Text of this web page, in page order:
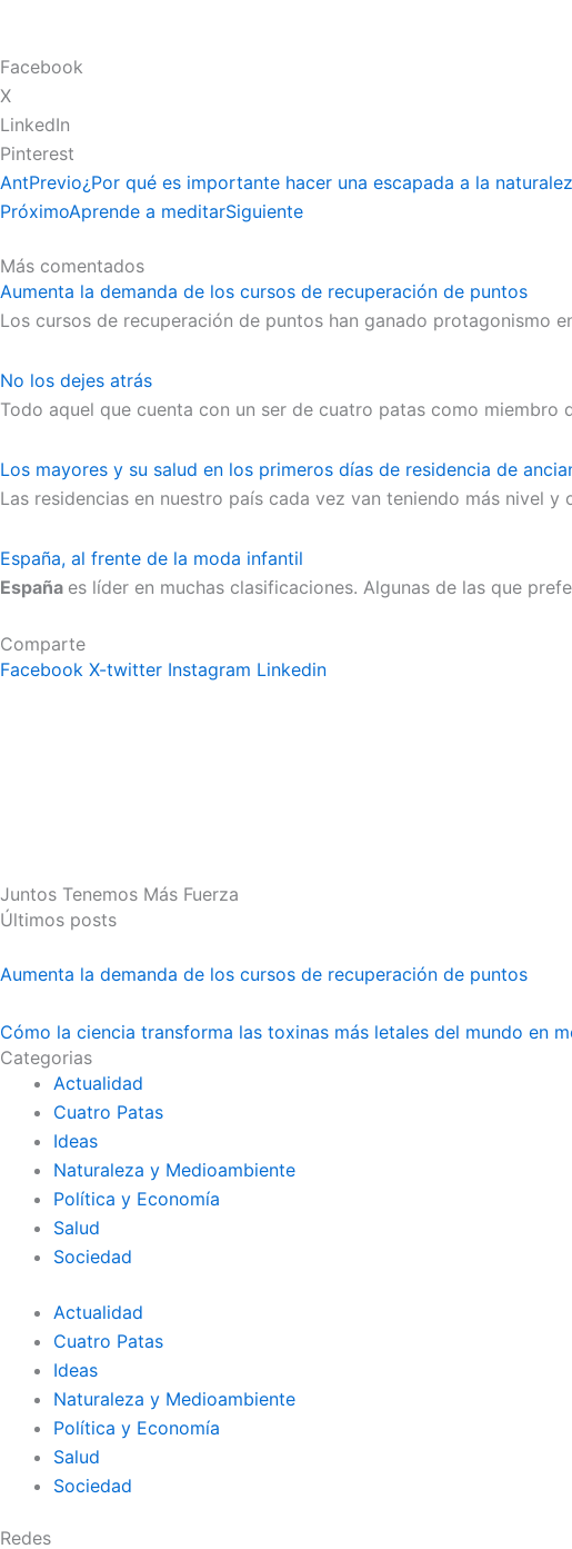
Facebook
X
LinkedIn
Pinterest
AntPrevio¿Por qué es importante hacer una escapada a la
PróximoAprende a meditarSiguiente
Más comentados
Aumenta la demanda de los cursos de recuperación de puntos
Los cursos de recuperación de puntos han ganado protagonismo
No los dejes atrás
Todo aquel que cuenta con un ser de cuatro patas como miembro
Los mayores y su salud en los primeros días de residencia de
Las residencias en nuestro país cada vez van teniendo más nivel
España, al frente de la moda infantil
España es líder en muchas clasificaciones. Algunas de las que
Comparte
Facebook X-twitter Instagram Linkedin
Juntos Tenemos Más Fuerza
Últimos posts
Aumenta la demanda de los cursos de recuperación de puntos
Cómo la ciencia transforma las toxinas más letales del mundo en
Categorias
Actualidad
Cuatro Patas
Ideas
Naturaleza y Medioambiente
Política y Economía
Salud
Sociedad
Actualidad
Cuatro Patas
Ideas
Naturaleza y Medioambiente
Política y Economía
Salud
Sociedad
Redes